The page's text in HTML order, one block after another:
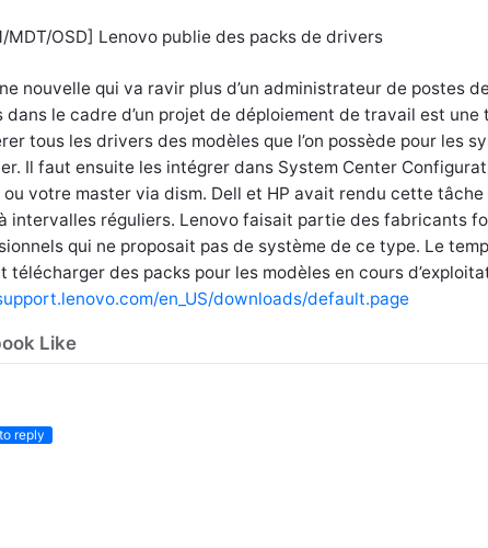
MDT/OSD] Lenovo publie des packs de drivers
nouvelle qui va ravir plus d’un administrateur de postes
dans le cadre d’un projet de déploiement de travail est
tous les drivers des modèles que l’on possède pour les
Il faut ensuite les intégrer dans System Center
ou votre master via dism. Dell et HP avait rendu cette
intervalles réguliers. Lenovo faisait partie des fabricants
qui ne proposait pas de système de ce type. Le
télécharger des packs pour les modèles en cours
en_US/downloads/default.page
Like
reply